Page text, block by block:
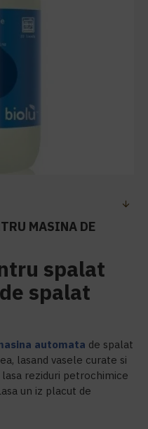
MASINA DE
spalat
spalat
automata de spalat
lasand vasele curate si
reziduri petrochimice
un iz placut de